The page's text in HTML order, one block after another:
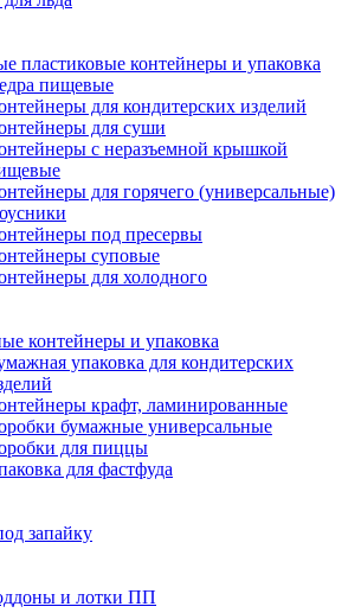
пластиковые контейнеры и упаковка
пищевые
для кондитерских изделий
для суши
с неразъемной крышкой
для горячего (универсальные)
под пресервы
суповые
для холодного
контейнеры и упаковка
упаковка для кондитерских
крафт, ламинированные
бумажные универсальные
для пиццы
для фастфуда
запайку
и лотки ПП